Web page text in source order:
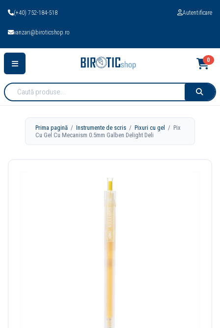
(+40) 752-184-518
vanzari@biroticshop.ro
Autentificare
Cauta
produse:
0
Prima pagină /Instrumente de scris /Pixuri cu gel / Pix
Cu Gel Cu Mecanism 0.5mm Galben Delight Deli